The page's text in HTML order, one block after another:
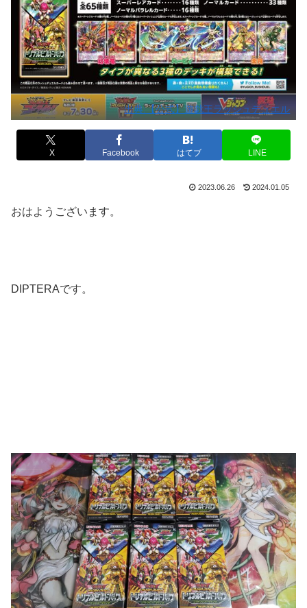
出典:【公式】遊戯王ラッシュデュエル
X Facebook はてブ LINE
2023.06.26 2024.01.05
おはようございます。
DIPTERAです。